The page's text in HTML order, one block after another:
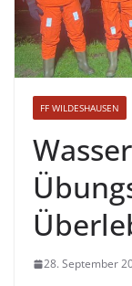
FF WILDESHAUSEN
28. September